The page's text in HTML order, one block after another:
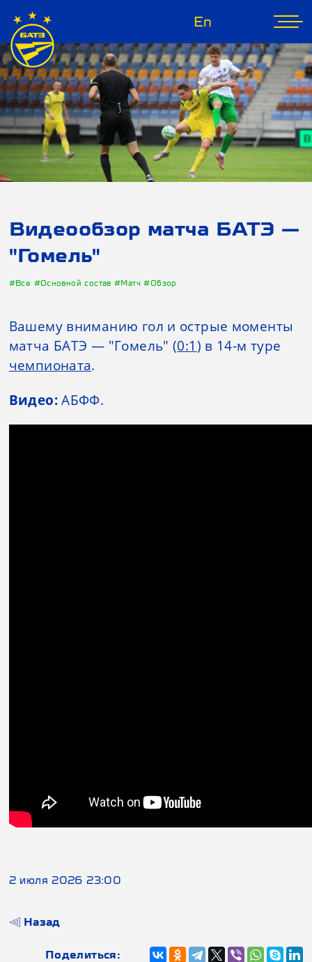
En
Видеообзор матча БАТЭ —
"Гомель"
#Все #Основной состав#Матч#Обзор
Вашему вниманию гол и острые моменты
матча БАТЭ — "Гомель" (0:1) в 14-м туре
чемпионата.
Видео:АБФФ.
2 июля 2026 23:00
Назад
Поделиться: